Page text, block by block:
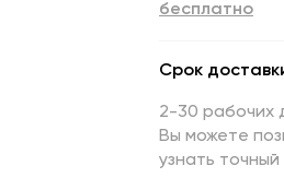
бесплатно
Срок
2-30 рабочих
Вы можете
узнать